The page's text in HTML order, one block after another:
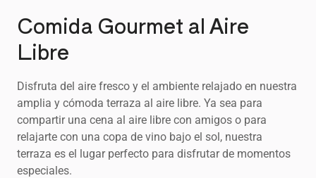
Comida Gourmet al Aire
Libre
Disfruta del aire fresco y el ambiente relajado en nuestra
amplia y cómoda terraza al aire libre. Ya sea para
compartir una cena al aire libre con amigos o para
relajarte con una copa de vino bajo el sol, nuestra
terraza es el lugar perfecto para disfrutar de momentos
especiales.